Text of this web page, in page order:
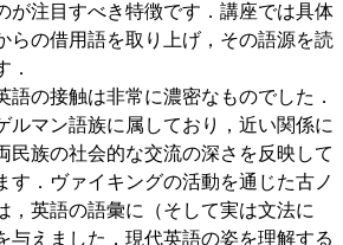
が注目すべき特徴です．講座では具体
らの借用語を取り上げ，その語源を読
．
の接触は非常に濃密なものでした．
ルマン語族に属しており，近い関係に
民族の社会的な交流の深さを反映して
す．ヴァイキングの活動を通じた古ノ
，英語の語彙に（そして実は文法に
与えました．現代英語の姿を理解する